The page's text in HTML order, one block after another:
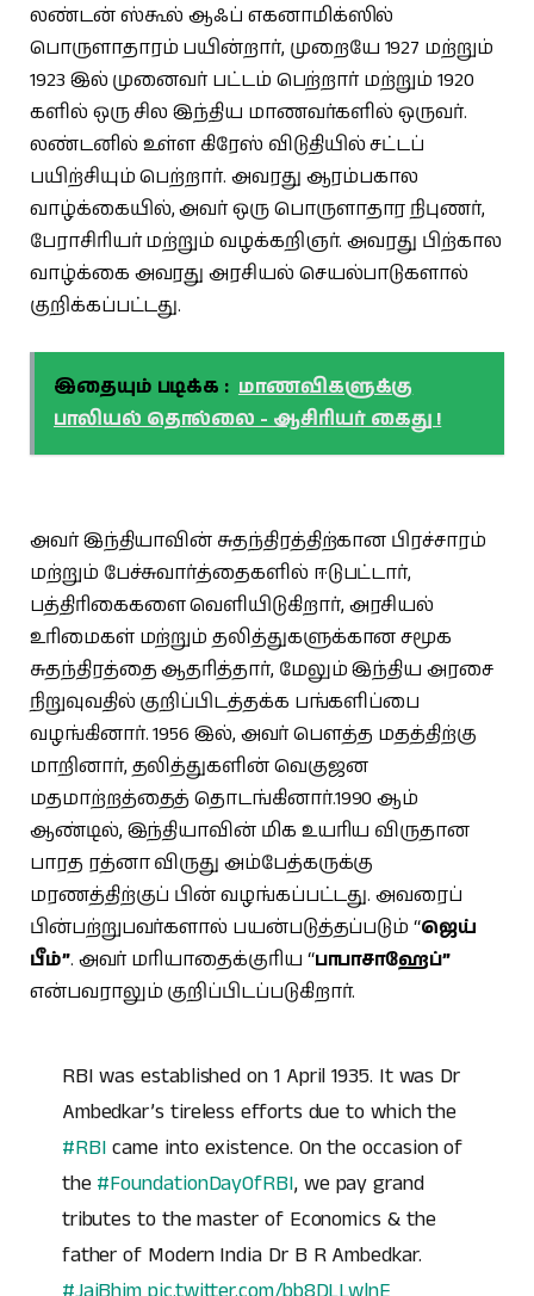
லண்டன் ஸ்கூல் ஆஃப் எகனாமிக்ஸில்
பொருளாதாரம் பயின்றார், முறையே 1927 மற்றும்
1923 இல் முனைவர் பட்டம் பெற்றார் மற்றும் 1920
களில் ஒரு சில இந்திய மாணவர்களில் ஒருவர்.
லண்டனில் உள்ள கிரேஸ் விடுதியில் சட்டப்
பயிற்சியும் பெற்றார். அவரது ஆரம்பகால
வாழ்க்கையில், அவர் ஒரு பொருளாதார நிபுணர்,
பேராசிரியர் மற்றும் வழக்கறிஞர். அவரது பிற்கால
வாழ்க்கை அவரது அரசியல் செயல்பாடுகளால்
குறிக்கப்பட்டது.
இதையும் படிக்க : மாணவிகளுக்கு
பாலியல் தொல்லை - ஆசிரியர் கைது !
அவர் இந்தியாவின் சுதந்திரத்திற்கான பிரச்சாரம்
மற்றும் பேச்சுவார்த்தைகளில் ஈடுபட்டார்,
பத்திரிகைகளை வெளியிடுகிறார், அரசியல்
உரிமைகள் மற்றும் தலித்துகளுக்கான சமூக
சுதந்திரத்தை ஆதரித்தார், மேலும் இந்திய அரசை
நிறுவுவதில் குறிப்பிடத்தக்க பங்களிப்பை
வழங்கினார். 1956 இல், அவர் பௌத்த மதத்திற்கு
மாறினார், தலித்துகளின் வெகுஜன
மதமாற்றத்தைத் தொடங்கினார்.1990 ஆம்
ஆண்டில், இந்தியாவின் மிக உயரிய விருதான
பாரத ரத்னா விருது அம்பேத்கருக்கு
மரணத்திற்குப் பின் வழங்கப்பட்டது. அவரைப்
பின்பற்றுபவர்களால் பயன்படுத்தப்படும் “ஜெய்
பீம்”. அவர் மரியாதைக்குரிய “பாபாசாஹேப்”
என்பவராலும் குறிப்பிடப்படுகிறார்.
RBI was established on 1 April 1935. It was Dr
Ambedkar’s tireless efforts due to which the
#RBIcame into existence. On the occasion of
the#FoundationDayOfRBI, we pay grand
tributes to the master of Economics & the
father of Modern India Dr B R Ambedkar.